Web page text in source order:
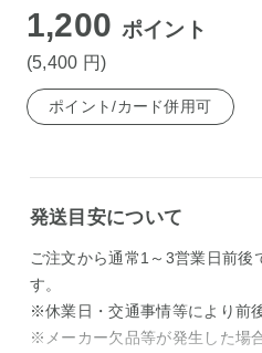
1,200 ポイント
(5,400 円)
ポイント/カード併用可
発送目安について
ご注文から通常1～3営業日前後
す。
※休業日・交通事情等により前
※メーカー欠品等が発生した場